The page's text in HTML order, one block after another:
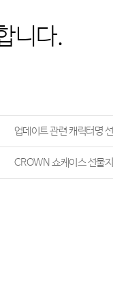
니다.
업데이트 관련 캐릭터명
CROWN 쇼케이스 선물